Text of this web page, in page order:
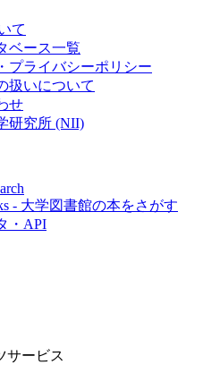
て
ベース一覧
プライバシーポリシー
扱いについて
せ
研究所 (NII)
- 大学図書館の本をさがす
・API
サービス